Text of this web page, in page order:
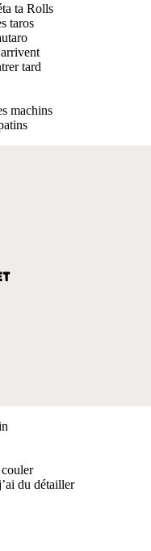
ta Rolls
taros
tard
machins
du détailler